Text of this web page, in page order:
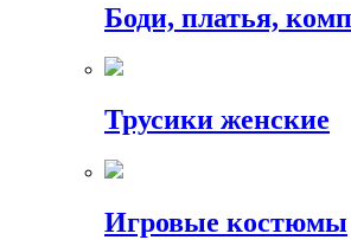
Боди, платья,
Трусики женские
Игровые костюмы